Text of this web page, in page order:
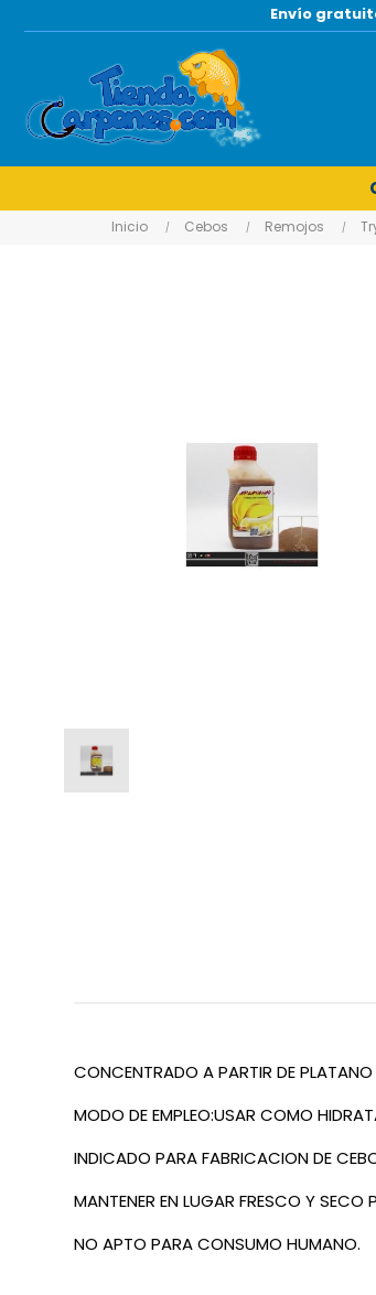
Envío
Inicio Cebos Remojos
CONCENTRADO A PARTIR DE
MODO DE EMPLEO:USAR COMO
INDICADO PARA FABRICACION DE
MANTENER EN LUGAR FRESCO Y SECO
NO APTO PARA CONSUMO HUMANO.